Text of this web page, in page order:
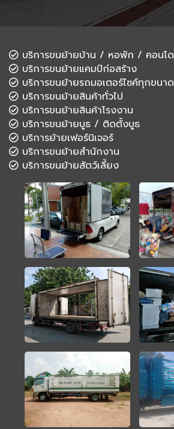
บริการขนย้ายบ้าน / หอพัก / คอนโด
บริการขนย้ายแคมป์ก่อสร้าง
บริการขนย้ายรถมอเตอร์ไซค์ทุกขนาด
บริการขนย้ายสินค้าทั่วไป
บริการขนย้ายสินค้าโรงงาน
บริการขนย้ายบูธ / ติดตั้งบูธ
บริการย้ายเฟอร์นิเจอร์
บริการขนย้ายสำนักงาน
บริการขนย้ายสัตว์เลี้ยง